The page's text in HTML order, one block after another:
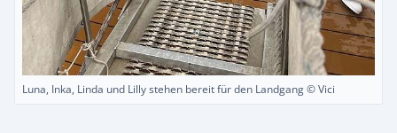
Luna, Inka, Linda und Lilly stehen bereit für den Landgang © Vici